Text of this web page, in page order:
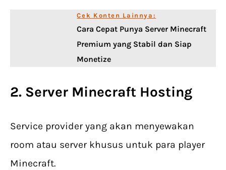
Cek Konten Lainnya:
Cara Cepat Punya Server Minecraft
Premium yang Stabil dan Siap
Monetize
2. Server Minecraft Hosting
Service provider yang akan menyewakan
room atau server khusus untuk para player
Minecraft.